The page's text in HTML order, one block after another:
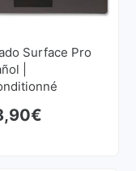
était :
est :
Surface Pro
|
€